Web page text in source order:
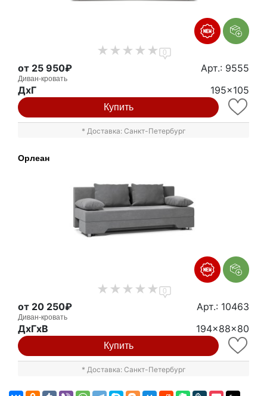
0
от 25 950₽ Арт.: 9555
Диван-кровать
ДxГ 195x105
Купить
* Доставка: Санкт-Петербург
Орлеан
0
от 20 250₽ Арт.: 10463
Диван-кровать
ДxГxВ 194x88x80
Купить
* Доставка: Санкт-Петербург